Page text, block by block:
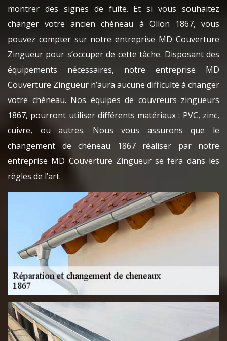
montrer des signes de fuite. Et si vous souhaitez
changer votre ancien chéneau à Ollon 1867, vous
pouvez compter sur notre entreprise MD Couverture
Zingueur pour s’occuper de cette tâche. Disposant des
équipements nécessaires, notre entreprise MD
Couverture Zingueur n’aura aucune difficulté à changer
votre chéneau. Nos équipes de couvreurs zingueurs
1867, pourront utiliser différents matériaux : PVC, zinc,
cuivre, ou autres. Nous vous assurons que le
changement de chéneau 1867 réaliser par notre
entreprise MD Couverture Zingueur se fera dans les
règles de l’art.